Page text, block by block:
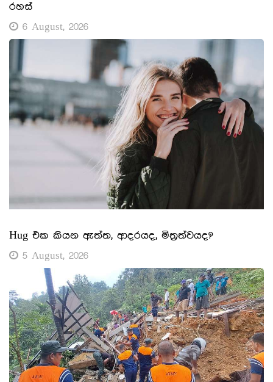
රහස්
6 August, 2026
Hug එක කියන ඇත්ත, ආදරයද, මිත්‍රත්වයද?
5 August, 2026